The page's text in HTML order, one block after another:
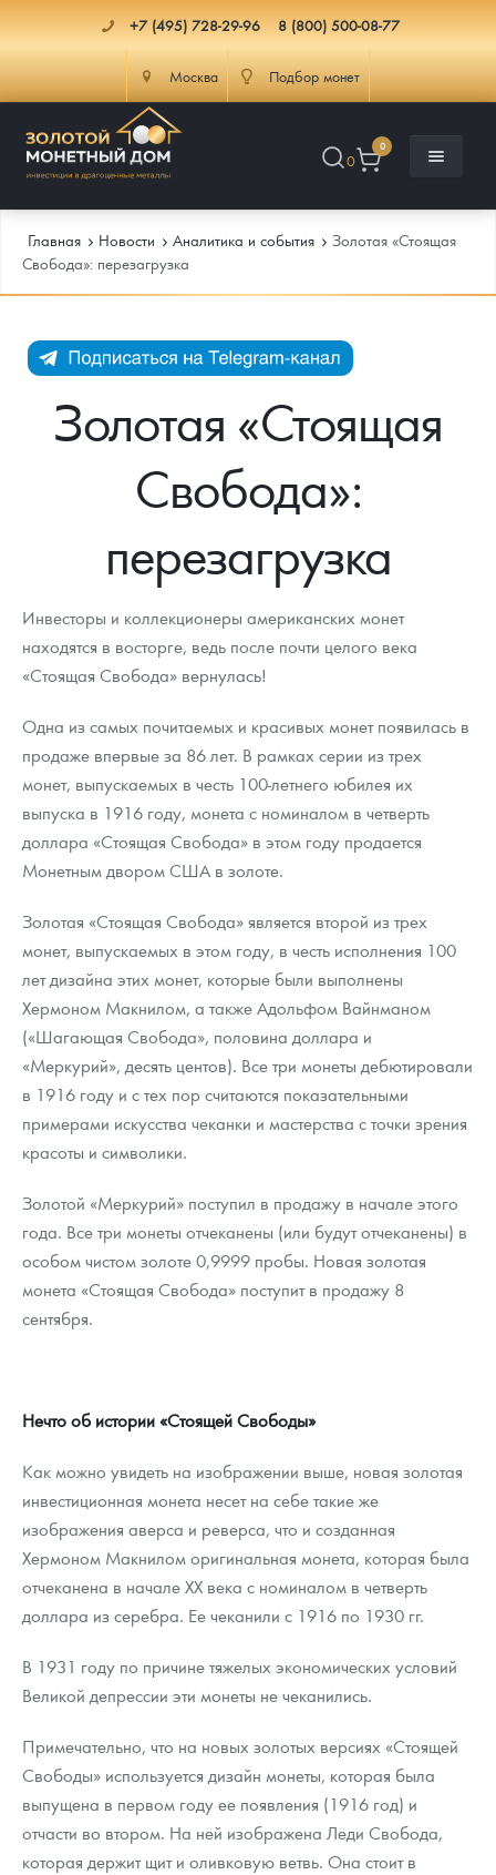
+7 (495) 728-29-96 8 (800) 500-08-77
Москва Подбор монет
0
0
Каталог Монет
Инвестиционные монеты
Монеты Царской России
Монеты стран мира после 1950г
Георгий Победоносец
Золотой червонец Сеятель
Золотые слитки
Гарри Поттер
Год Лошади
Флот: ледоколы и корабли
Ювелирные изделия
Русская нумизматика
Золотая карманная галерея
Наборы подарочных и коллекционных монет
Монеты и жетоны из недрагоценных металлов
Книги по нумизматике
Инфо
Как сделать заказ
Выкуп монет
Выкуп серебряных монет
Вопрос - ответ
Условия возврата
Монеты
Политика конфиденциальности
Положение по обработке и защите персональных данных
Доставка
Распродажа монет и жетонов
Аналитика и события
Итоги 2025 года. Прогноз курсов золота, серебра, платины на
2026 год
Cтатьи
Георгий Победоносец - динамика цен
Курс золота и серебра
Лом выкуп
Контакты
О нас
Письмо директору
Пресс-служба
Главная Новости Аналитика и события
Золотая «Стоящая
Свобода»: перезагрузка
Золотая «Стоящая
Свобода»:
перезагрузка
Инвесторы и коллекционеры американских монет
находятся в восторге, ведь после почти целого века
«Стоящая Свобода» вернулась!
Одна из самых почитаемых и красивых монет появилась в
продаже впервые за 86 лет. В рамках серии из трех
монет, выпускаемых в честь 100-летнего юбилея их
выпуска в 1916 году, монета с номиналом в четверть
доллара «Стоящая Свобода» в этом году продается
Монетным двором США в золоте.
Золотая «Стоящая Свобода» является второй из трех
монет, выпускаемых в этом году, в честь исполнения 100
лет дизайна этих монет, которые были выполнены
Хермоном Макнилом, а также Адольфом Вайнманом
(«Шагающая Свобода», половина доллара и
«Меркурий», десять центов). Все три монеты дебютировали
в 1916 году и с тех пор считаются показательными
примерами искусства чеканки и мастерства с точки зрения
красоты и символики.
Золотой «Меркурий» поступил в продажу в начале этого
года. Все три монеты отчеканены (или будут отчеканены) в
особом чистом золоте 0,9999 пробы. Новая золотая
монета «Стоящая Свобода» поступит в продажу 8
сентября.
Нечто об истории «Стоящей Свободы»
Как можно увидеть на изображении выше, новая золотая
инвестиционная монета несет на себе такие же
изображения аверса и реверса, что и созданная
Хермоном Макнилом оригинальная монета, которая была
отчеканена в начале ХХ века с номиналом в четверть
доллара из серебра. Ее чеканили с 1916 по 1930 гг.
В 1931 году по причине тяжелых экономических условий
Великой депрессии эти монеты не чеканились.
Примечательно, что на новых золотых версиях «Стоящей
Свободы» используется дизайн монеты, которая была
выпущена в первом году ее появления (1916 год) и
отчасти во втором. На ней изображена Леди Свобода,
которая держит щит и оливковую ветвь. Она стоит в